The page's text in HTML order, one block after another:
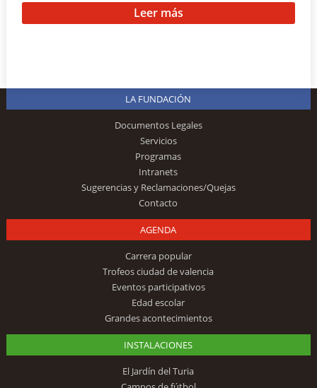
Leer más
LA FUNDACIÓN
Documentos Legales
Servicios
Programas
Intranets
Sugerencias y Reclamaciones/Quejas
Contacto
AGENDA
Carrera popular
Trofeos ciudad de valencia
Eventos participativos
Edad escolar
Grandes acontecimientos
INSTALACIONES
El Jardín del Turia